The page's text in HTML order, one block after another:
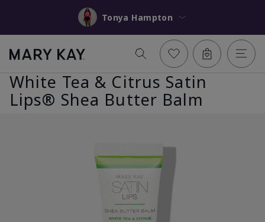
Tonya Hampton
White Tea & Citrus Satin
Lips® Shea Butter Balm